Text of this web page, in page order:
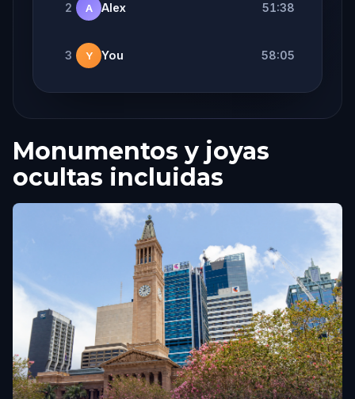
2 A Alex 51:38
3 Y You 58:05
Monumentos y joyas
ocultas incluidas